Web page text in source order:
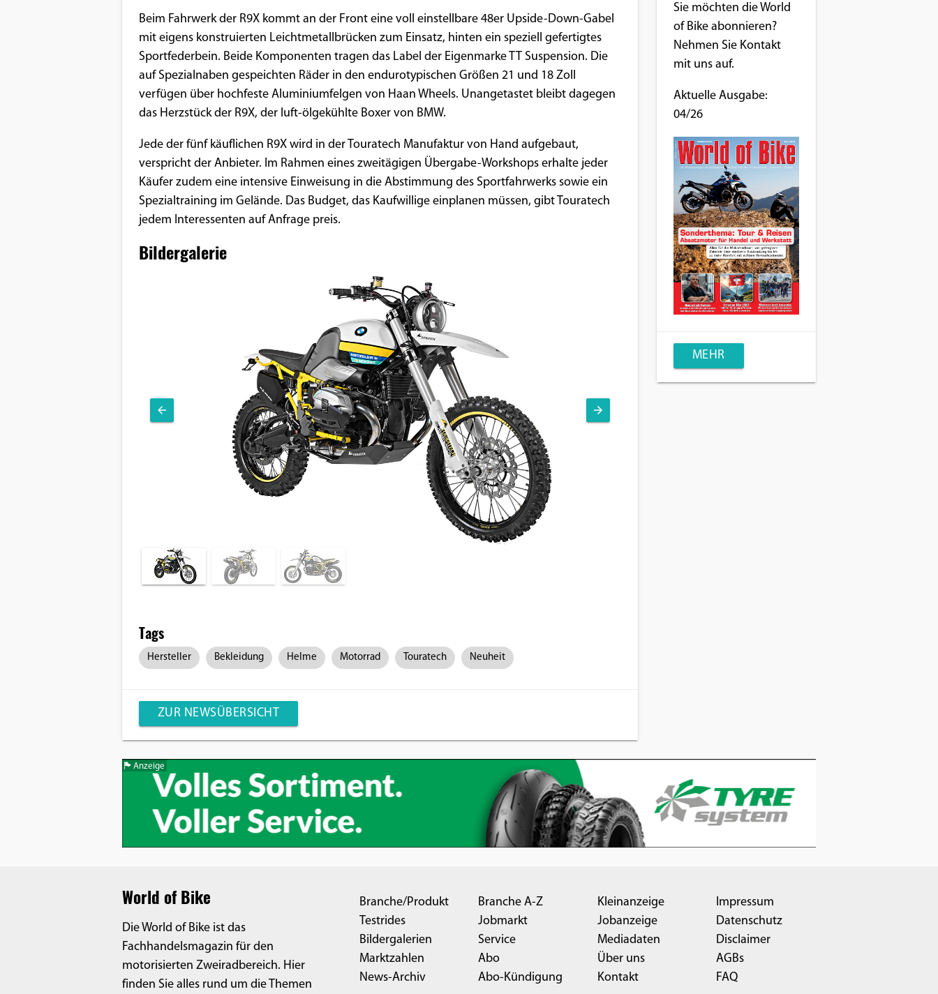
Beim Fahrwerk der R9X kommt an der Front eine voll einstellbare 48er Upside-Down-Gabel
mit eigens konstruierten Leichtmetallbrücken zum Einsatz, hinten ein speziell gefertigtes
Sportfederbein. Beide Komponenten tragen das Label der Eigenmarke TT Suspension. Die
auf Spezialnaben gespeichten Räder in den endurotypischen Größen 21 und 18 Zoll
verfügen über hochfeste Aluminiumfelgen von Haan Wheels. Unangetastet bleibt dagegen
das Herzstück der R9X, der luft-ölgekühlte Boxer von BMW.
Jede der fünf käuflichen R9X wird in der Touratech Manufaktur von Hand aufgebaut,
verspricht der Anbieter. Im Rahmen eines zweitägigen Übergabe-Workshops erhalte jeder
Käufer zudem eine intensive Einweisung in die Abstimmung des Sportfahrwerks sowie ein
Spezialtraining im Gelände. Das Budget, das Kaufwillige einplanen müssen, gibt Touratech
jedem Interessenten auf Anfrage preis.
Bildergalerie
Tags
Hersteller Bekleidung Helme Motorrad Touratech Neuheit
ZUR NEWSÜBERSICHT
Sie möchten die World
of Bike abonnieren?
Nehmen Sie Kontakt
mit uns auf.
Aktuelle Ausgabe:
04/26
MEHR
Anzeige
World of Bike
Die World of Bike ist das
Fachhandelsmagazin für den
motorisierten Zweiradbereich. Hier
finden Sie alles rund um die Themen
Branche/Produkt
Testrides
Bildergalerien
Marktzahlen
News-Archiv
Branche A-Z
Jobmarkt
Service
Abo
Abo-Kündigung
Kleinanzeige
Jobanzeige
Mediadaten
Über uns
Kontakt
Impressum
Datenschutz
Disclaimer
AGBs
FAQ